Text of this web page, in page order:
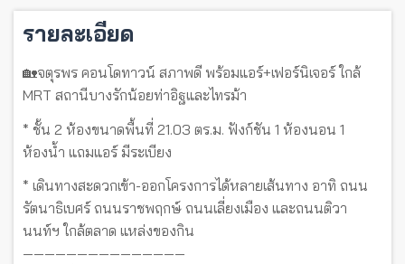
รายละเอียด
🏡จตุรพร คอนโดทาวน์ สภาพดี พร้อมแอร์+เฟอร์นิเจอร์ ใกล้
MRT สถานีบางรักน้อยท่าอิฐและไทรม้า
* ชั้น 2 ห้องขนาดพื้นที่ 21.03 ตร.ม. ฟังก์ชัน 1 ห้องนอน 1
ห้องน้ำ แถมแอร์ มีระเบียง
* เดินทางสะดวกเข้า-ออกโครงการได้หลายเส้นทาง อาทิ ถนน
รัตนาธิเบศร์ ถนนราชพฤกษ์ ถนนเลี่ยงเมือง และถนนติวา
นนท์ฯ ใกล้ตลาด แหล่งของกิน
———————————————